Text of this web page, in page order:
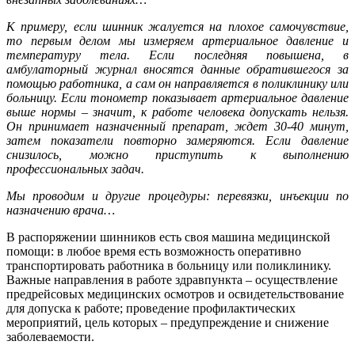
К примеру, если шинник жалуется на плохое самочувствие,
то первым делом мы измеряем артериальное давление и
температуру тела. Если последняя повышена, в
амбулаторный журнал вносятся данные обратившегося за
помощью работника, а сам он направляется в поликлинику или
больницу. Если тонометр показывает артериальное давление
выше нормы – значит, к работе человека допускать нельзя.
Он принимает назначенный препарат, ждет 30-40 минут,
затем показатели повторно замеряются. Если давление
снизилось, можно приступить к выполнению
профессиональных задач.
Мы проводим и другие процедуры: перевязки, инъекции по
назначению врача…
В распоряжении шинников есть своя машина медицинской
помощи: в любое время есть возможность оперативно
транспортировать работника в больницу или поликлинику.
Важные направления в работе здравпункта – осуществление
предрейсовых медицинских осмотров и освидетельствование
для допуска к работе; проведение профилактических
мероприятий, цель которых – предупреждение и снижение
заболеваемости.